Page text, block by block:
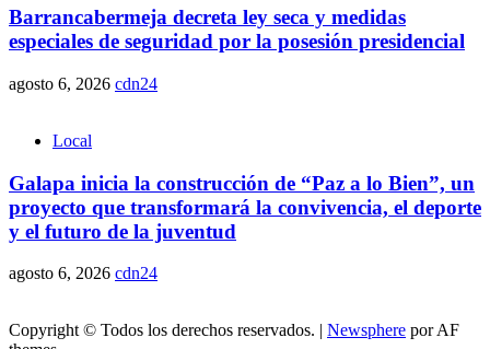
Barrancabermeja decreta ley seca y medidas
especiales de seguridad por la posesión presidencial
agosto 6, 2026 cdn24
Local
Galapa inicia la construcción de “Paz a lo Bien”, un
proyecto que transformará la convivencia, el deporte
y el futuro de la juventud
agosto 6, 2026 cdn24
Copyright © Todos los derechos reservados. | Newsphere por AF